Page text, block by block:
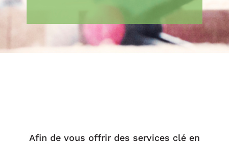
Afin de vous offrir des services clé en